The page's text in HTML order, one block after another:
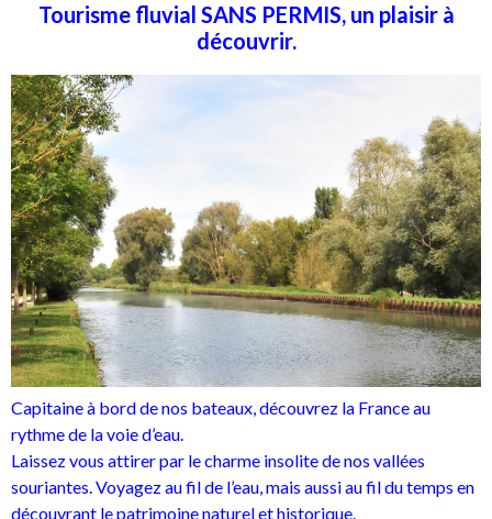
Tourisme fluvial SANS PERMIS, un plaisir à
découvrir.
Capitaine à bord de nos bateaux, découvrez la France au
rythme de la voie d’eau.
Laissez vous attirer par le charme insolite de nos vallées
souriantes. Voyagez au fil de l’eau, mais aussi au fil du temps en
découvrant le patrimoine naturel et historique.